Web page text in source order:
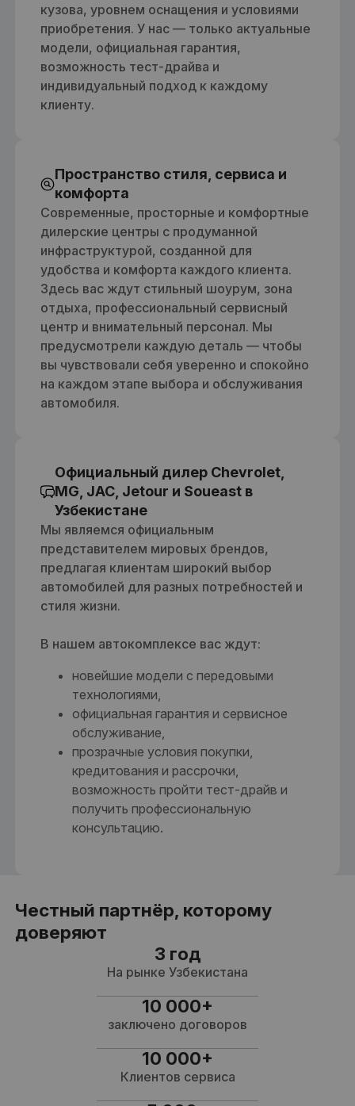
кузова, уровнем оснащения и условиями
приобретения. У нас — только актуальные
модели, официальная гарантия,
возможность тест-драйва и
индивидуальный подход к каждому
клиенту.
Пространство стиля, сервиса и
комфорта
Современные, просторные и комфортные
дилерские центры с продуманной
инфраструктурой, созданной для
удобства и комфорта каждого клиента.
Здесь вас ждут стильный шоурум, зона
отдыха, профессиональный сервисный
центр и внимательный персонал. Мы
предусмотрели каждую деталь — чтобы
вы чувствовали себя уверенно и спокойно
на каждом этапе выбора и обслуживания
автомобиля.
Официальный дилер Chevrolet,
MG, JAC, Jetour и Soueast в
Узбекистане
Мы являемся официальным
представителем мировых брендов,
предлагая клиентам широкий выбор
автомобилей для разных потребностей и
стиля жизни.
В нашем автокомплексе вас ждут:
новейшие модели с передовыми
технологиями,
официальная гарантия и сервисное
обслуживание,
прозрачные условия покупки,
кредитования и рассрочки,
возможность пройти тест-драйв и
получить профессиональную
консультацию.
Честный партнёр, которому
доверяют
3 год
На рынке Узбекистана
10 000+
заключено договоров
10 000+
Клиентов сервиса